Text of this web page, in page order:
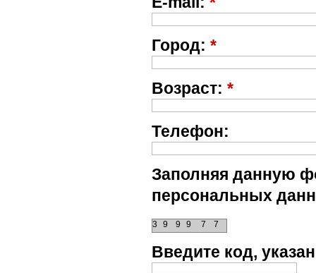
Город: *
Возраст: *
Телефон:
Заполняя данную
персональных
3 9
9 9 7 7
Введите код,